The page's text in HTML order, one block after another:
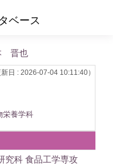
ベース
晋也
新日 : 2026-07-04 10:11:40）
栄養学科
究科 食品工学専攻